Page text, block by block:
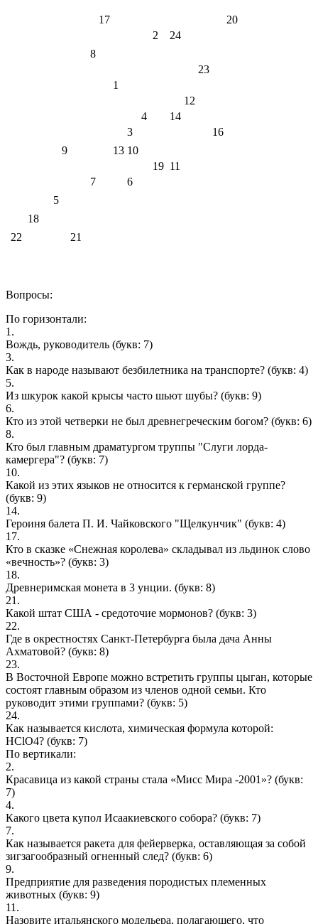
17
20
2
24
8
23
1
12
4
14
3
16
9
13 10
19 11
7
6
5
18
22
21
Вопросы:
По горизонтали:
1.
Вождь, руководитель (букв: 7)
3.
Как в народе называют безбилетника на транспорте? (букв: 4)
5.
Из шкурок какой крысы часто шьют шубы? (букв: 9)
6.
Кто из этой четверки не был древнегреческим богом? (букв: 6)
8.
Кто был главным драматургом труппы "Слуги лорда-
камергера"? (букв: 7)
10.
Какой из этих языков не относится к германской группе?
(букв: 9)
14.
Героиня балета П. И. Чайковского "Щелкунчик" (букв: 4)
17.
Кто в сказке «Снежная королева» складывал из льдинок слово
«вечность»? (букв: 3)
18.
Древнеримская монета в 3 унции. (букв: 8)
21.
Какой штат США - средоточие мормонов? (букв: 3)
22.
Где в окрестностях Санкт-Петербурга была дача Анны
Ахматовой? (букв: 8)
23.
В Восточной Европе можно встретить группы цыган, которые
состоят главным образом из членов одной семьи. Кто
руководит этими группами? (букв: 5)
24.
Как называется кислота, химическая формула которой:
HClO4? (букв: 7)
По вертикали:
2.
Красавица из какой страны стала «Мисс Мира -2001»? (букв:
7)
4.
Какого цвета купол Исаакиевского собора? (букв: 7)
7.
Как называется ракета для фейерверка, оставляющая за собой
зигзагообразный огненный след? (букв: 6)
9.
Предприятие для разведения породистых племенных
животных (букв: 9)
11.
Назовите итальянского модельера, полагающего, что